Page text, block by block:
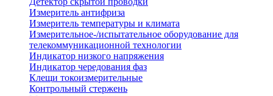
Измеритель антифриза
Измеритель температуры и климата
Измерительное-/испытательное оборудование для
телекоммуникационной технологии
Индикатор низкого напряжения
Индикатор чередования фаз
Клещи токоизмерительные
Контрольный стержень